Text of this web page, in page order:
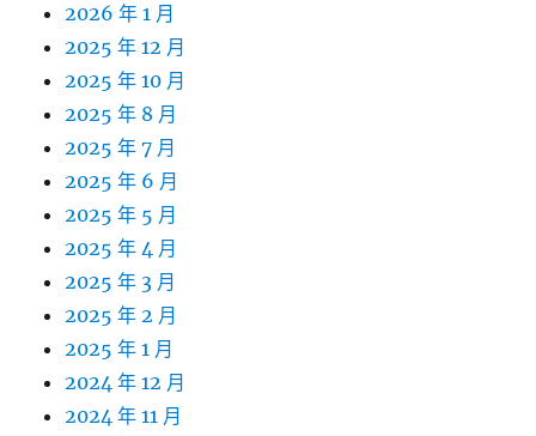
2026 年 1 月
2025 年 12 月
2025 年 10 月
2025 年 8 月
2025 年 7 月
2025 年 6 月
2025 年 5 月
2025 年 4 月
2025 年 3 月
2025 年 2 月
2025 年 1 月
2024 年 12 月
2024 年 11 月